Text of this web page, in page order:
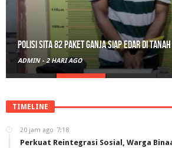
Polisi Sita 82 Paket Ganja Siap Edar di
ADMIN - 2 HARI AGO
TIMELINE
20 jam ago 7:18
Perkuat Reintegrasi Sosial, Warga